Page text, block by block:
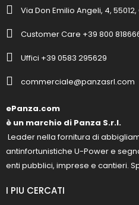
Via Don Emilio Angeli, 4,
Customer Care +39 800
Uffici +39 0583 295629
commerciale@panzasrl.com
ePanza.com
è un marchio di Panza S.r.l.
Leader nella fornitura di
antinfortunistiche U-Power e
enti pubblici, imprese e cantieri.
I PIU CERCATI